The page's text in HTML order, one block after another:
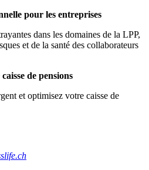
pour les entreprises
dans les domaines de la LPP,
et de la santé des collaborateurs
de pensions
et optimisez votre caisse de